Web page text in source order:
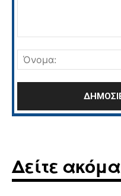
Δείτε ακόμα